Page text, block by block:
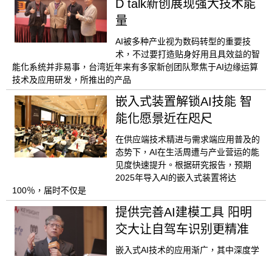
D talk新创展现强大技术能
量
AI被多种产业视为数码转型的重要技
术，不过要打造贴身好用且具效益的智
能化系统并非易事，台湾近年来有多家新创团队聚焦于AI边缘运算
技术及应用研发，所推出的产品
嵌入式装置解锁AI技能 智
能化愿景近在咫尺
在供应端技术精进与需求端应用普及的
态势下，AI在生活周遭与产业营运的能
见度快速提升。根据研究报告，预期
2025年导入AI的嵌入式装置将达
100％，届时不仅是
提供完善AI建模工具 阳明
交大让自驾车识别更精准
嵌入式AI技术的应用渐广，其中深度学